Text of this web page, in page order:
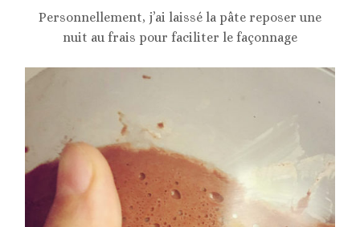
Personnellement, j’ai laissé la pâte reposer une
nuit au frais pour faciliter le façonnage